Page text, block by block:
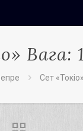
Вага:
Сет